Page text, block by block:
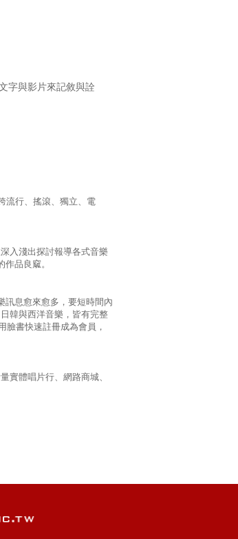
字與影片來記敘與詮
流行、搖滾、獨立、電
入淺出探討報導各式音樂
品良窳。
訊息愈來愈多，要短時間內
韓與西洋音樂，皆有完整
臉書快速註冊成為會員，
實體唱片行、網路商城、